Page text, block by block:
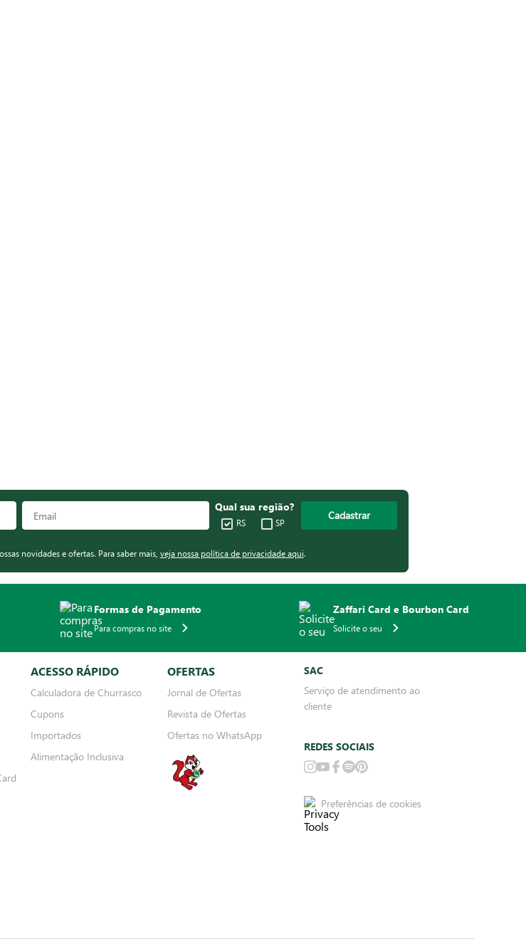
Qual sua região?
RS SP
Cadastrar
novidades e ofertas. Para saber mais, veja nossa política de privacidade aqui.
Formas de Pagamento
Para compras no site
Zaffari Card e Bourbon Card
Solicite o seu
ACESSO RÁPIDO
Calculadora de Churrasco
Cupons
Importados
Alimentação Inclusiva
OFERTAS
Jornal de Ofertas
Revista de Ofertas
Ofertas no WhatsApp
SAC
Serviço de atendimento ao
cliente
REDES SOCIAIS
Preferências de cookies